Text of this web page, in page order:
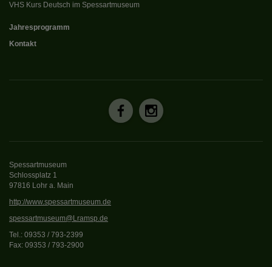
VHS Kurs Deutsch im Spessartmuseum
Jahresprogramm
Kontakt
Spessartmuseum
Schlossplatz 1
97816 Lohr a. Main
http://www.spessartmuseum.de
spessartmuseum@Lramsp.de
Tel.: 09353 / 793-2399
Fax: 09353 / 793-2900